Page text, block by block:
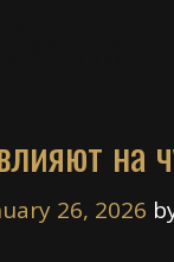
на
26, 2026